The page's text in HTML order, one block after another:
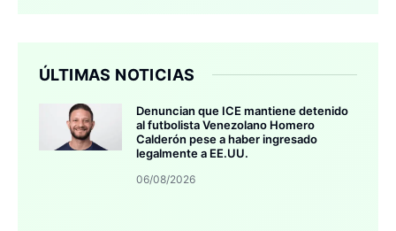
ÚLTIMAS NOTICIAS
Denuncian que ICE mantiene detenido
al futbolista Venezolano Homero
Calderón pese a haber ingresado
legalmente a EE.UU.
06/08/2026